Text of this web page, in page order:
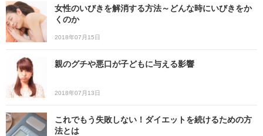
女性のいびきを解消する方法～どんな時にいびきをか
くのか
2018年07月15日
親のグチや悪口が子どもに与える影響
2018年07月13日
これでもう失敗しない！ダイエットを続けるための方
法とは